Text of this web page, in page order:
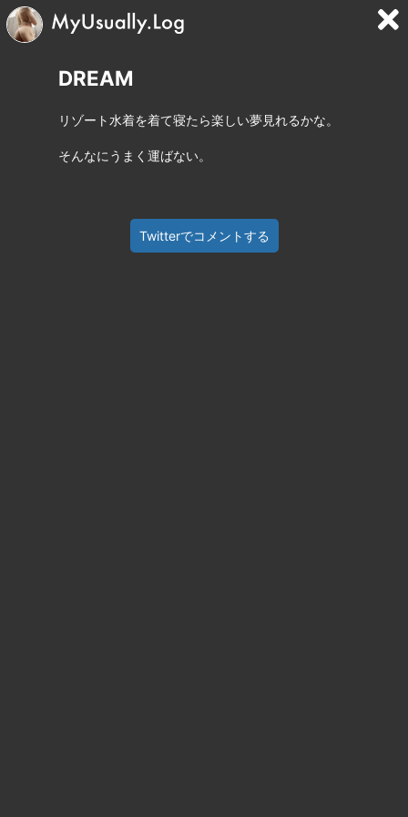
DREAM
リゾート水着を着て寝たら楽しい夢見れるかな。
そんなにうまく運ばない。
Twitterでコメントする